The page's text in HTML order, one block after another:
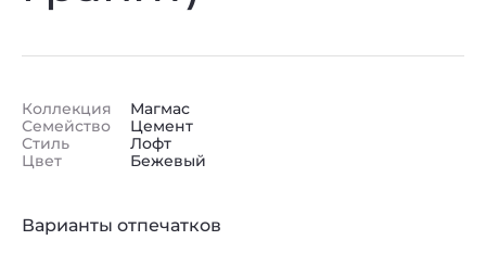
Коллекция
Семейство
Стиль
Цвет
Магмас
Цемент
Лофт
Бежевый
Варианты отпечатков